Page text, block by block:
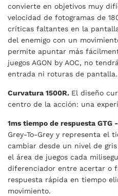
convierte en objetivos muy
velocidad de fotogramas de
críticas faltantes en la
del enemigo con un
permite apuntar más
juegos AGON by AOC, no
entrada ni roturas de pantalla.
Curvatura 1500R. El diseño
centro de la acción: una
1ms tiempo de respuesta GTG
Grey-To-Grey y representa el
cambiar desde un nivel de
el área de juegos cada
diferenciador entre acertar o
respuesta rápida en tiempo
movimiento.